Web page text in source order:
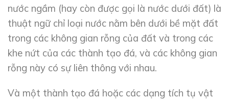
nước ngầm (hay còn được gọi là nước dưới đất) là
thuật ngữ chỉ loại nước nằm bên dưới bề mặt đất
trong các không gian rỗng của đất và trong các
khe nứt của các thành tạo đá, và các không gian
rỗng này có sự liên thông với nhau.
Và một thành tạo đá hoặc các dạng tích tụ vật